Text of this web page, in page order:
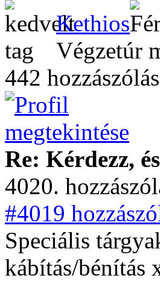
Kethios
Végzetúr
442 hozzászólás
Re: Kérdezz,
4020.
#4019
Speciális
kábítás/bénítás